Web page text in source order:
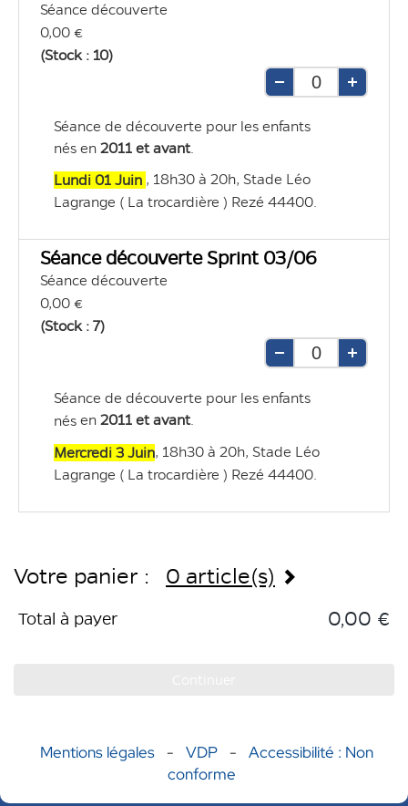
Séance découverte
0,00 €
(Stock : 10)
Retirer
unité
Ajouter
Séance de découverte pour les enfants
nés en 2011 et avant.
Lundi 01 Juin , 18h30 à 20h, Stade Léo
Lagrange ( La trocardière ) Rezé 44400.
Séance découverte Sprint 03/06
Séance découverte
0,00 €
(Stock : 7)
Retirer
unité
Ajouter
Séance de découverte pour les enfants
nés en 2011 et avant.
Mercredi 3 Juin, 18h30 à 20h, Stade Léo
Lagrange ( La trocardière ) Rezé 44400.
Votre panier : 0 article(s)
Total à payer 0,00 €
Mentions légales - VDP -
Accessibilité : Non
conforme